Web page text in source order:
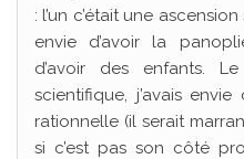
: l’un c’était une
envie d’avoir la
d’avoir des enfants.
scientifique, j’avais
rationnelle (il serait
si c’est pas son côté